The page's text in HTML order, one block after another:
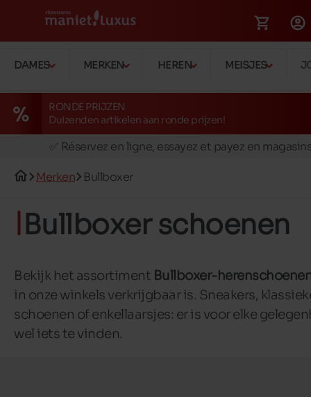
DAMES MERKEN HEREN MEISJES
RONDE PRIJZEN
Duizenden artikelen aan ronde prijzen!
🚛 Livraison gratuite en magasins
✅ Réservez en ligne, essayez et payez en
🚛 Livraison gratuite en magasins
Merken Bullboxer
Bullboxer schoenen
Bekijk het assortiment Bullboxer-
in onze winkels verkrijgbaar is. Sneakers,
schoenen of enkellaarsjes: er is voor elke
wel iets te vinden.